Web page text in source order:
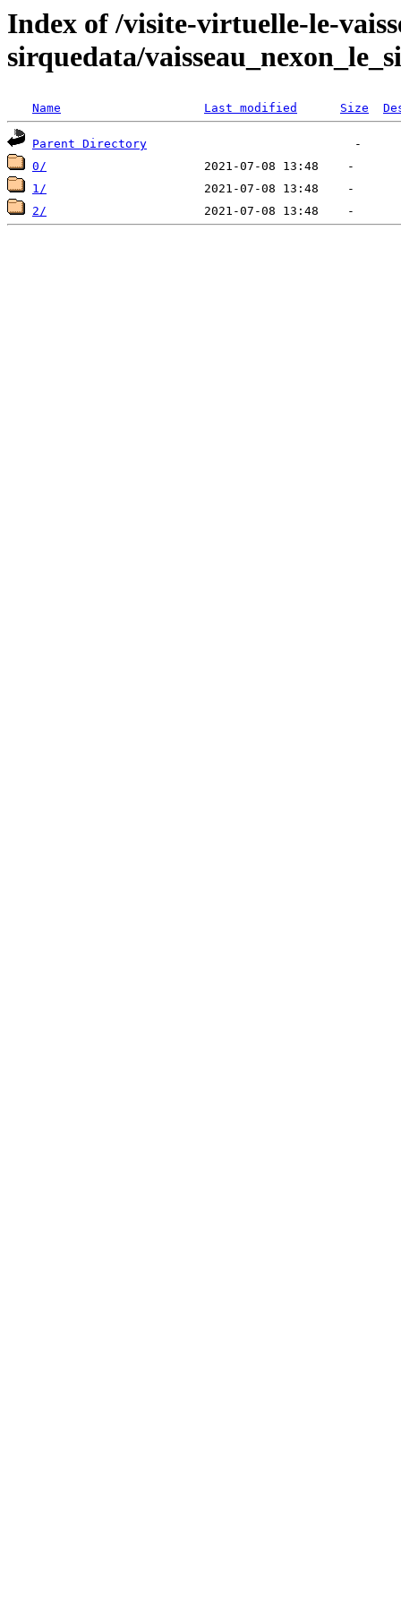
Index of /visite-virtuelle-le-
sirquedata/
Name Last modified Size
Parent Directory
0/
1/
2/